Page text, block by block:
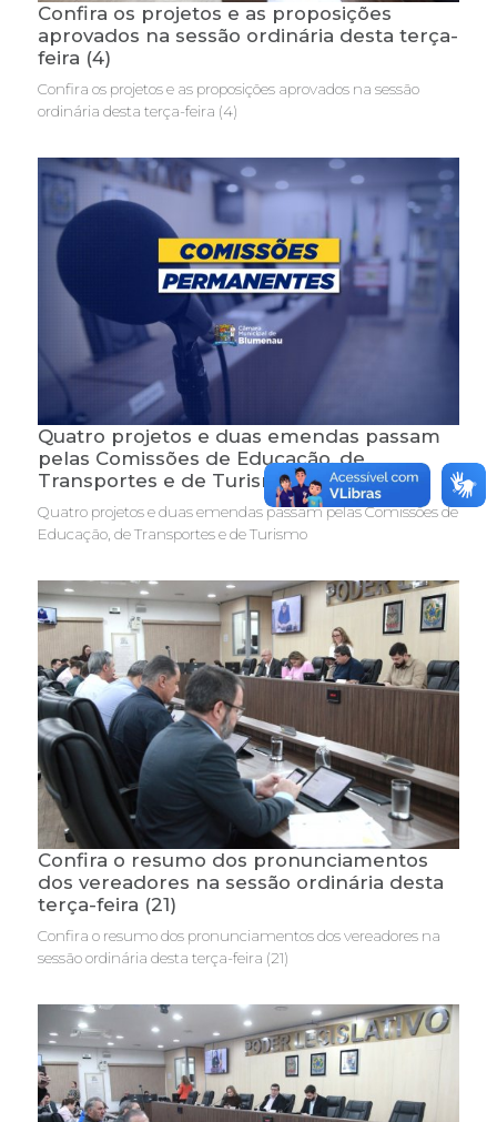
Confira os projetos e as proposições
aprovados na sessão ordinária desta terça-
feira (4)
Confira os projetos e as proposições aprovados na sessão
ordinária desta terça-feira (4)
Quatro projetos e duas emendas passam
pelas Comissões de Educação, de
Transportes e de Turismo
Quatro projetos e duas emendas passam pelas Comissões de
Educação, de Transportes e de Turismo
Confira o resumo dos pronunciamentos
dos vereadores na sessão ordinária desta
terça-feira (21)
Confira o resumo dos pronunciamentos dos vereadores na
sessão ordinária desta terça-feira (21)